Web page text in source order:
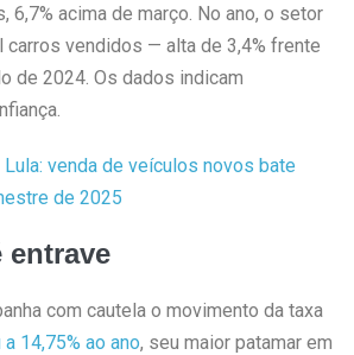
6,7% acima de março. No ano, o setor
carros vendidos — alta de 3,4% frente
de 2024. Os dados indicam
venda de veículos novos bate
de 2025
entrave
com cautela o movimento da taxa
14,75% ao ano, seu maior patamar em